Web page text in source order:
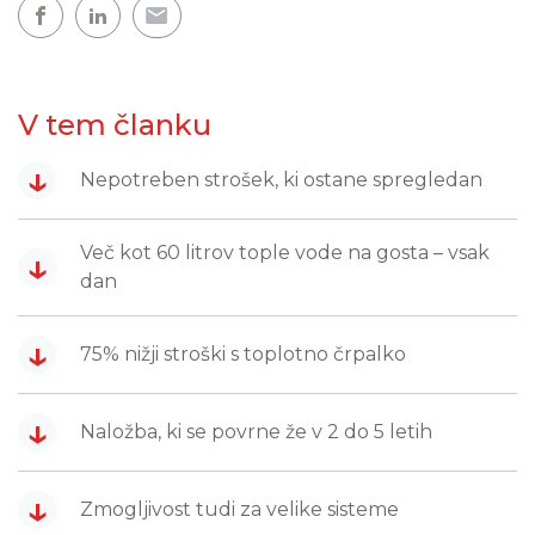
V tem članku
↓ Nepotreben strošek, ki ostane spregledan
↓
Več kot 60 litrov tople vode na gosta – vsak
dan
↓ 75% nižji stroški s toplotno črpalko
↓ Naložba, ki se povrne že v 2 do 5 letih
↓ Zmogljivost tudi za velike sisteme